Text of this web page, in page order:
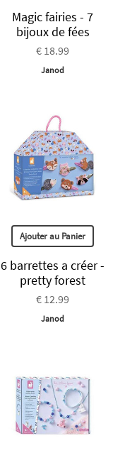
Magic fairies - 7
bijoux de fées
€ 18.99
Janod
Ajouter au Panier
6 barrettes a créer -
pretty forest
€ 12.99
Janod